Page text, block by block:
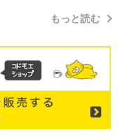
もっと読む